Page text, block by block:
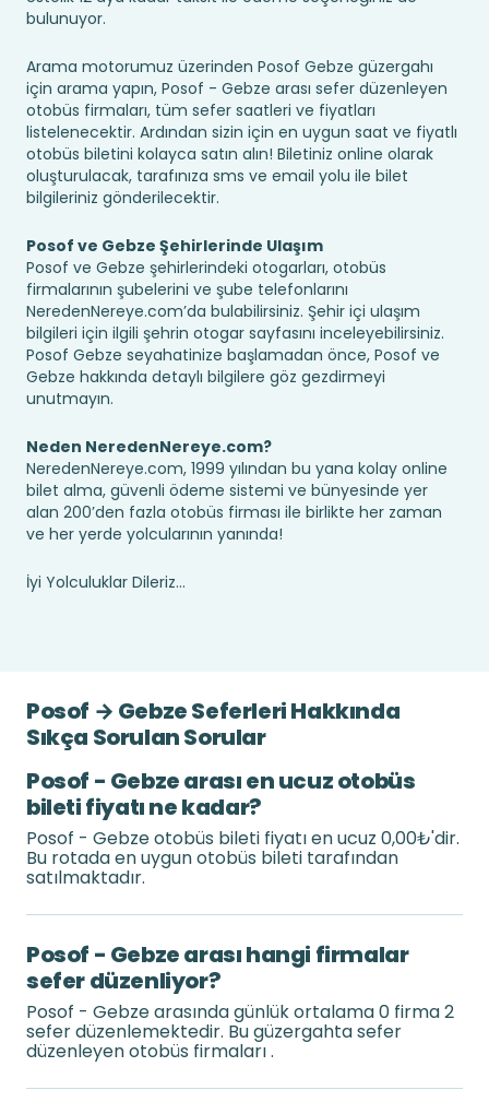
bulunuyor.
Arama motorumuz üzerinden Posof Gebze güzergahı
için arama yapın, Posof - Gebze arası sefer düzenleyen
otobüs firmaları, tüm sefer saatleri ve fiyatları
listelenecektir. Ardından sizin için en uygun saat ve fiyatlı
otobüs biletini kolayca satın alın! Biletiniz online olarak
oluşturulacak, tarafınıza sms ve email yolu ile bilet
bilgileriniz gönderilecektir.
Posof ve Gebze Şehirlerinde Ulaşım
Posof ve Gebze şehirlerindeki otogarları, otobüs
firmalarının şubelerini ve şube telefonlarını
NeredenNereye.com’da bulabilirsiniz. Şehir içi ulaşım
bilgileri için ilgili şehrin otogar sayfasını inceleyebilirsiniz.
Posof Gebze seyahatinize başlamadan önce, Posof ve
Gebze hakkında detaylı bilgilere göz gezdirmeyi
unutmayın.
Neden NeredenNereye.com?
NeredenNereye.com, 1999 yılından bu yana kolay online
bilet alma, güvenli ödeme sistemi ve bünyesinde yer
alan 200’den fazla otobüs firması ile birlikte her zaman
ve her yerde yolcularının yanında!
İyi Yolculuklar Dileriz...
Posof → Gebze Seferleri Hakkında
Sıkça Sorulan Sorular
Posof - Gebze arası en ucuz otobüs
bileti fiyatı ne kadar?
Posof - Gebze otobüs bileti fiyatı en ucuz 0,00₺'dir.
Bu rotada en uygun otobüs bileti tarafından
satılmaktadır.
Posof - Gebze arası hangi firmalar
sefer düzenliyor?
Posof - Gebze arasında günlük ortalama 0 firma 2
sefer düzenlemektedir. Bu güzergahta sefer
düzenleyen otobüs firmaları .